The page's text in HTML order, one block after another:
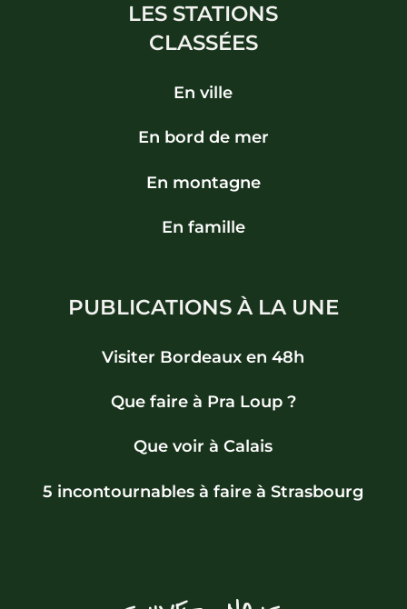
LES STATIONS
CLASSÉES
En ville
En bord de mer
En montagne
En famille
PUBLICATIONS À LA UNE
Visiter Bordeaux en 48h
Que faire à Pra Loup ?
Que voir à Calais
5 incontournables à faire à Strasbourg